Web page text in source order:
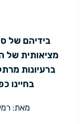
בידיהם של
מציאותית של
ברעיונות
בחיינו
מאת: